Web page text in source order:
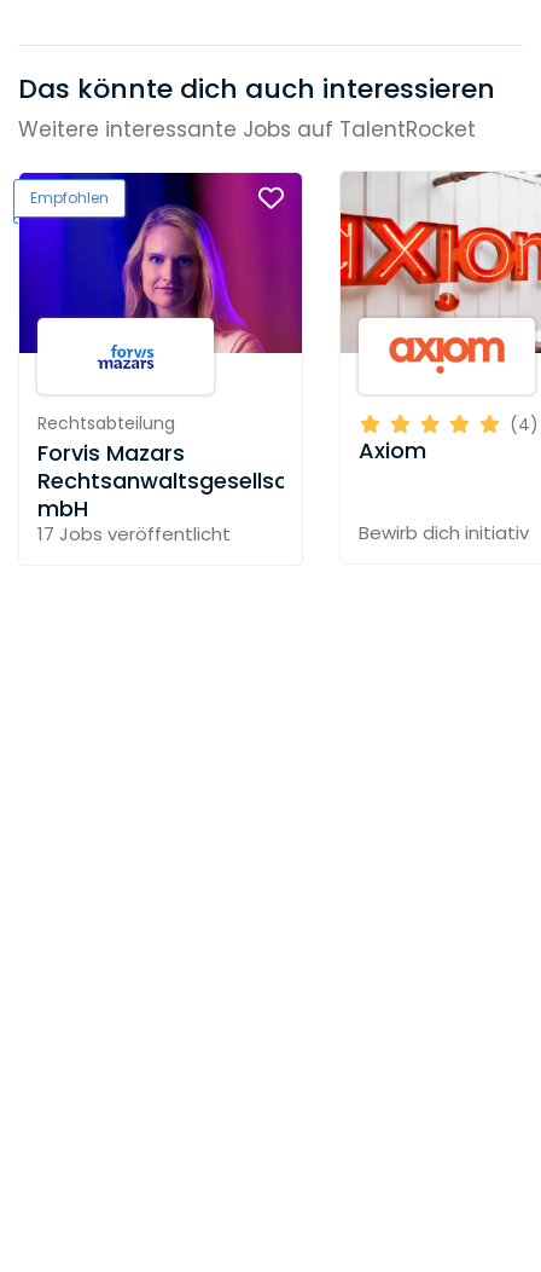
Das könnte dich auch interessieren
Weitere interessante Jobs auf TalentRocket
Empfohlen
Rechtsabteilung
Forvis Mazars
Rechtsanwaltsgesellschaft
mbH
17 Jobs veröffentlicht
(4)
Axiom
Bewirb dich initiativ